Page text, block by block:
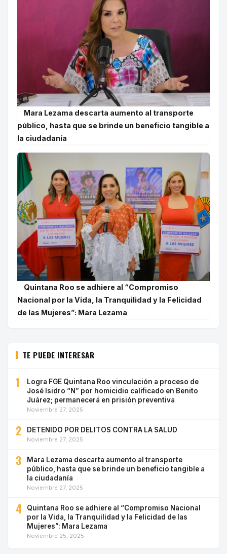
Mara Lezama descarta aumento al transporte
público, hasta que se brinde un beneficio tangible a
la ciudadanía
Quintana Roo se adhiere al “Compromiso
Nacional por la Vida, la Tranquilidad y la Felicidad
de las Mujeres”: Mara Lezama
TE PUEDE INTERESAR
1
Logra FGE Quintana Roo vinculación a proceso de
José Isidro “N” por homicidio calificado en Benito
Juárez; permanecerá en prisión preventiva
Noviembre 27, 2025
2 DETENIDO POR DELITOS CONTRA LA SALUD
Noviembre 27, 2025
3
Mara Lezama descarta aumento al transporte
público, hasta que se brinde un beneficio tangible a
la ciudadanía
Noviembre 27, 2025
4
Quintana Roo se adhiere al “Compromiso Nacional
por la Vida, la Tranquilidad y la Felicidad de las
Mujeres”: Mara Lezama
Noviembre 25, 2025